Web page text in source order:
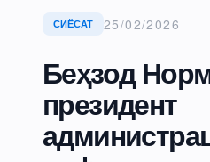
СИЁСАТ 25/02/2026
Беҳзод
президент